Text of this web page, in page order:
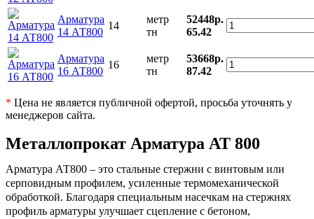
Арматура
14 АТ800
14
метр
тн
52448р.
65.42
Арматура
16 АТ800
16
метр
тн
53668р.
87.42
* Цена не является публичной офертой, просьба уточнять у
менеджеров сайта.
Металлопрокат Арматура АТ 800
Арматура АТ800 – это стальные стержни с винтовым или
серповидным профилем, усиленные термомеханической
обработкой. Благодаря специальным насечкам на стержнях
профиль арматуры улучшает сцепление с бетоном,